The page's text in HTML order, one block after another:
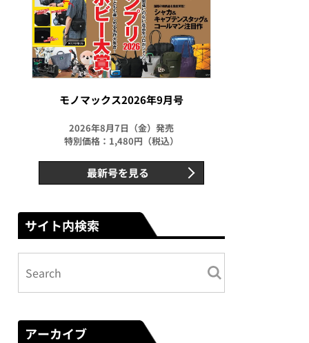
モノマックス2026年9月号
2026年8月7日（金）発売
特別価格：1,480円（税込）
最新号を見る
サイト内検索
アーカイブ